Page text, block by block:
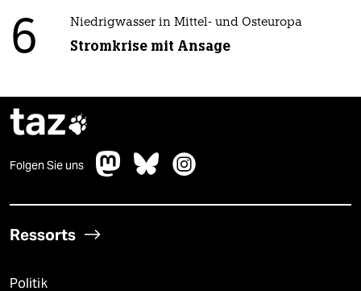
6 Niedrigwasser in Mittel- und Osteuropa
Stromkrise mit Ansage
taz
Folgen Sie uns
Ressorts
Politik